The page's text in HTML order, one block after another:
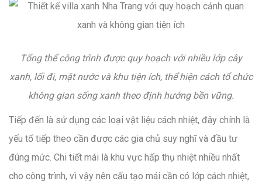
Tổng thể công trình được quy hoạch với nhiều lớp cây
xanh, lối đi, mặt nước và khu tiện ích, thể hiện cách tổ chức
không gian sống xanh theo định hướng bền vững.
Tiếp đến là sử dụng các loại vật liệu cách nhiệt, đây chính là
yếu tố tiếp theo cần được các gia chủ suy nghĩ và đầu tư
đúng mức. Chi tiết mái là khu vực hấp thụ nhiệt nhiều nhất
cho công trình, vì vậy nên cấu tạo mái cần có lớp cách nhiệt,